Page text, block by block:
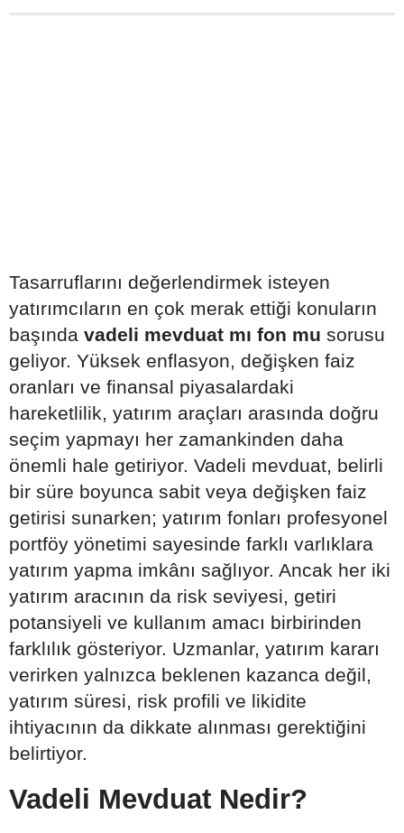
Tasarruflarını değerlendirmek isteyen
yatırımcıların en çok merak ettiği konuların
başında vadeli mevduat mı fon mu sorusu
geliyor. Yüksek enflasyon, değişken faiz
oranları ve finansal piyasalardaki
hareketlilik, yatırım araçları arasında doğru
seçim yapmayı her zamankinden daha
önemli hale getiriyor. Vadeli mevduat, belirli
bir süre boyunca sabit veya değişken faiz
getirisi sunarken; yatırım fonları profesyonel
portföy yönetimi sayesinde farklı varlıklara
yatırım yapma imkânı sağlıyor. Ancak her iki
yatırım aracının da risk seviyesi, getiri
potansiyeli ve kullanım amacı birbirinden
farklılık gösteriyor. Uzmanlar, yatırım kararı
verirken yalnızca beklenen kazanca değil,
yatırım süresi, risk profili ve likidite
ihtiyacının da dikkate alınması gerektiğini
belirtiyor.
Vadeli Mevduat Nedir?